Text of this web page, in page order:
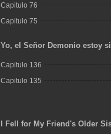
Capitulo 76
Capitulo 75
Yo, el Señor Demonio estoy
Capitulo 136
Capitulo 135
I Fell for My Friend's Older